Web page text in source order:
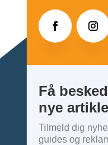
Få
nye
Tilmeld dig
guides og